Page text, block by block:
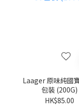
Laager 原味純國
包裝 (200G)
HK$85.00